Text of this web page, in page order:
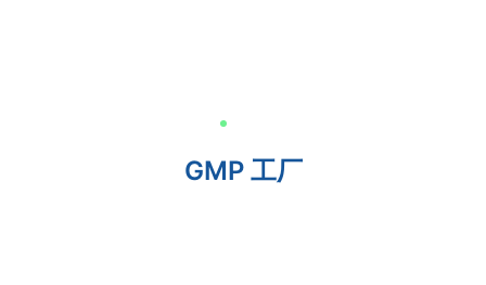
GMP 工厂